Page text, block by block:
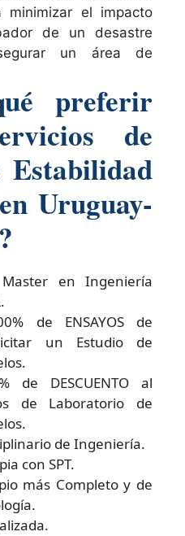
el impacto
de un desastre
un área de
preferir
de
Estabilidad
Uruguay-
en Ingeniería
de ENSAYOS de
un Estudio de
de DESCUENTO al
de Laboratorio de
de Ingeniería.
con SPT.
más Completo y de